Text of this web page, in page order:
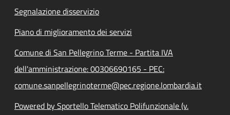
Segnalazione disservizio
Piano di miglioramento dei servizi
Comune di San Pellegrino Terme - Partita IVA
dell'amministrazione: 00306690165 - PEC:
comune.sanpellegrinoterme@pec.regione.lombardia.it
Powered by Sportello Telematico Polifunzionale (v.